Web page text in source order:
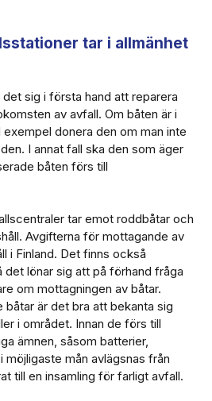
tar i allmänhet
sig i första hand att reparera
av avfall. Om båten är i
donera den om man inte
I annat fall ska den som äger
båten förs till
tar emot roddbåtar och
Avgifterna för mottagande av
i Finland. Det finns också
det lönar sig att på förhand fråga
om mottagningen av båtar.
båtar är det bra att bekanta sig
i området. Innan de förs till
ämnen, såsom batterier,
mån avlägsnas från
till en insamling för farligt avfall.